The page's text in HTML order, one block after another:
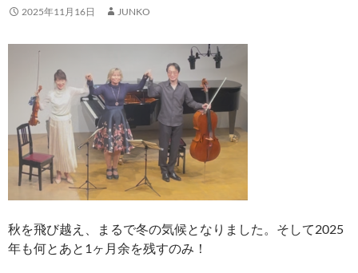
プ
2025年11月16日 JUNKO
秋を飛び越え、まるで冬の気候となりました。そして2025
年も何とあと1ヶ月余を残すのみ！